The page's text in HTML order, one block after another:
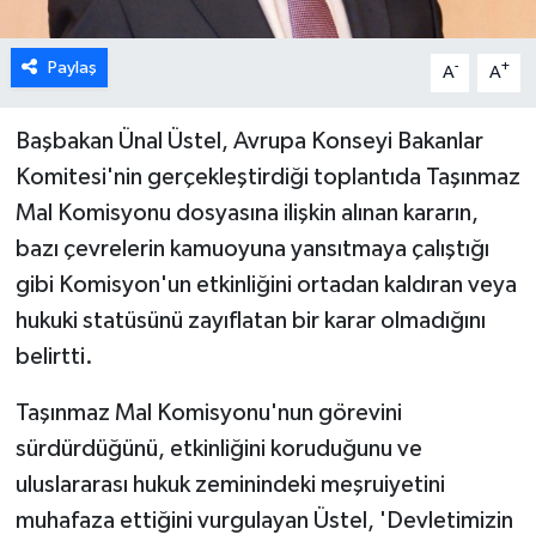
Paylaş A- A+
Başbakan Ünal Üstel, Avrupa Konseyi Bakanlar
Komitesi'nin gerçekleştirdiği toplantıda Taşınmaz
Mal Komisyonu dosyasına ilişkin alınan kararın,
bazı çevrelerin kamuoyuna yansıtmaya çalıştığı
gibi Komisyon'un etkinliğini ortadan kaldıran veya
hukuki statüsünü zayıflatan bir karar olmadığını
belirtti.
Taşınmaz Mal Komisyonu'nun görevini
sürdürdüğünü, etkinliğini koruduğunu ve
uluslararası hukuk zeminindeki meşruiyetini
muhafaza ettiğini vurgulayan Üstel, 'Devletimizin
LAPTA
LEFKOŞA
MAGAZİN
Nöbetçi Eczaneler
ÖZEL HABER
SAĞLIK
SPOR
TATLISU